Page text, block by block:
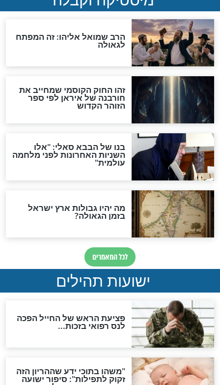
"לפני הגאולה תהיה אפיקורסות
והכחשה גדולה מאוד של
האמונה"
האם לאחר בוא המשיח יהיה
אפשר לחזור בתשובה?
לכל המאמרים
להמתקת הדינים וביטול
גזרות
סגולת ע"ב שמות הקודש